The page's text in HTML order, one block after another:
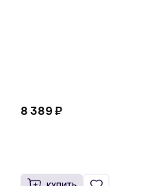
8 389 ₽